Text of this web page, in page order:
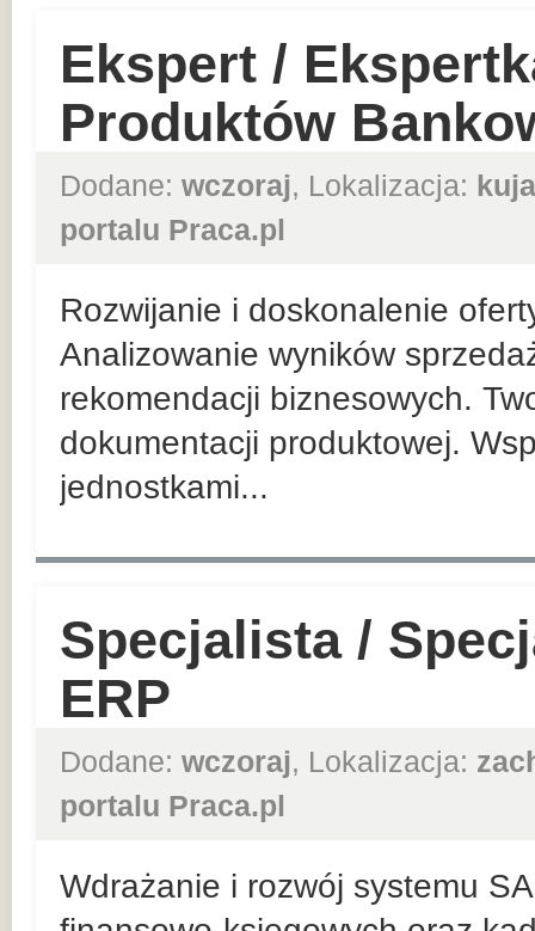
Ekspert /
Produktów
Dodane: wczoraj, Lokalizacja:
portalu Praca.pl
Rozwijanie i doskonalenie
Analizowanie wyników
rekomendacji biznesowych.
dokumentacji produktowej.
jednostkami...
Specjalista /
ERP
Dodane: wczoraj, Lokalizacja:
portalu Praca.pl
Wdrażanie i rozwój systemu